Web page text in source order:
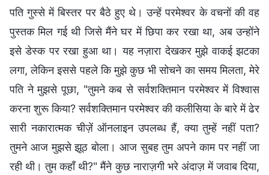
पति गुस्से में बिस्तर पर बैठे हुए थे। उन्हें परमेश्वर के वचनों की वह
पुस्तक मिल गई थी जिसे मैंने घर में छिपा कर रखा था, अब उन्होंने
इसे डेस्क पर रखा हुआ था। यह नज़ारा देखकर मुझे वाकई झटका
लगा, लेकिन इससे पहले कि मुझे कुछ भी सोचने का समय मिलता, मेरे
पति ने मुझसे पूछा, "तुमने कब से सर्वशक्तिमान परमेश्वर में विश्वास
करना शुरू किया? सर्वशक्तिमान परमेश्वर की कलीसिया के बारे में ढेर
सारी नकारात्मक चीज़ें ऑनलाइन उपलब्ध हैं, क्या तुम्हें नहीं पता?
तुमने आज मुझसे झूठ बोला। आज सुबह तुम अपने काम पर नहीं जा
रही थी। तुम कहाँ थी?" मैंने कुछ नाराज़गी भरे अंदाज़ में जवाब दिया,